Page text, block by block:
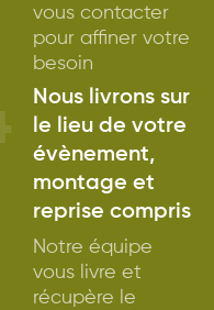
vous contacter
pour affiner votre
besoin
Nous livrons sur
le lieu de votre
évènement,
montage et
reprise compris
Notre équipe
vous livre et
récupère le